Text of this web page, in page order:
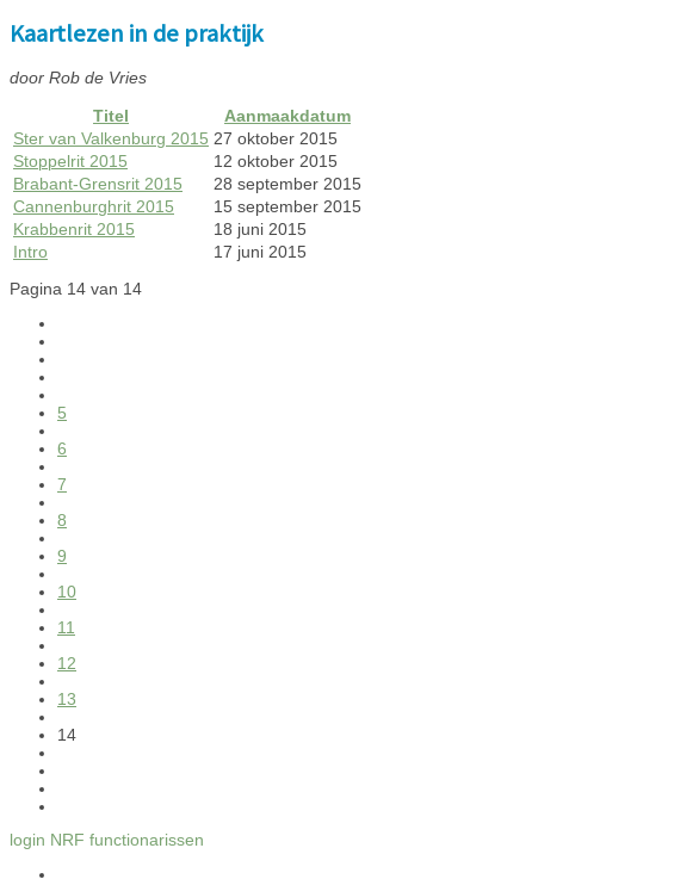
Kaartlezen in de praktijk
door Rob de Vries
Titel
Aanmaakdatum
Ster van Valkenburg 2015 27 oktober 2015
Stoppelrit 2015
12 oktober 2015
Brabant-Grensrit 2015
28 september 2015
Cannenburghrit 2015
15 september 2015
Krabbenrit 2015
18 juni 2015
Intro
17 juni 2015
Pagina 14 van 14
5
6
7
8
9
10
11
12
13
14
login NRF functionarissen